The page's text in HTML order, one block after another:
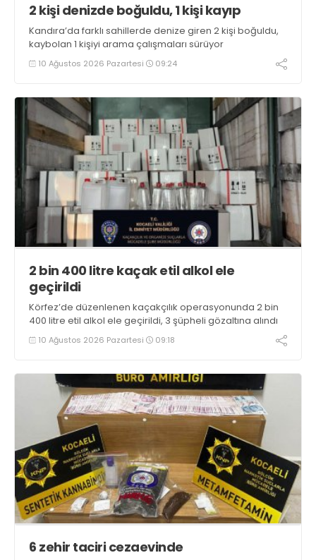
2 kişi denizde boğuldu, 1 kişi kayıp
Kandıra’da farklı sahillerde denize giren 2 kişi boğuldu,
kaybolan 1 kişiyi arama çalışmaları sürüyor
10 Ağustos 2026 Pazartesi 09:24
2 bin 400 litre kaçak etil alkol ele
geçirildi
Körfez’de düzenlenen kaçakçılık operasyonunda 2 bin
400 litre etil alkol ele geçirildi, 3 şüpheli gözaltına alındı
10 Ağustos 2026 Pazartesi 09:18
6 zehir taciri cezaevinde